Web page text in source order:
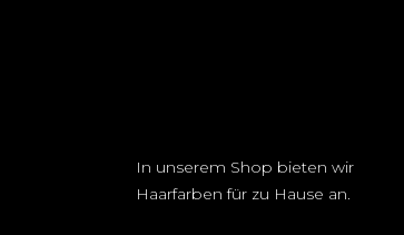
In unserem Shop bieten wir
Haarfarben für zu Hause an.